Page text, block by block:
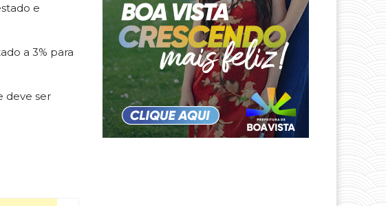
e
a 3% para
deve ser